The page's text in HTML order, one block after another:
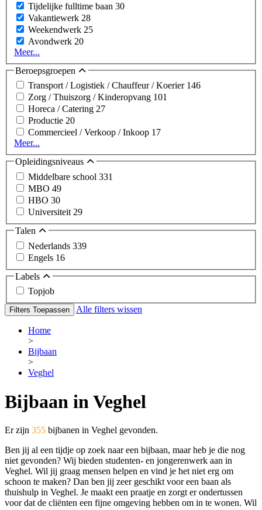
Tijdelijke fulltime baan 30
Vakantiewerk 28
Weekendwerk 25
Avondwerk 20
Meer...
Beroepsgroepen
Transport / Logistiek / Chauffeur / Koerier 146
Zorg / Thuiszorg / Kinderopvang 101
Horeca / Catering 27
Productie 20
Commercieel / Verkoop / Inkoop 17
Meer...
Opleidingsniveaus
Middelbare school 331
MBO 49
HBO 30
Universiteit 29
Talen
Nederlands 339
Engels 16
Labels
Topjob
Filters Toepassen Alle filters wissen
Home
>
Bijbaan
>
Veghel
Bijbaan in Veghel
Er zijn 355 bijbanen in Veghel gevonden.
Ben jij al een tijdje op zoek naar een bijbaan, maar heb je die nog
niet gevonden? Wij bieden studenten- en jongerenwerk aan in
Veghel. Wil jij graag mensen helpen en vind je het niet erg om
schoon te maken? Dan ben jij zeer geschikt voor een baan als
thuishulp in Veghel. Je maakt een praatje en zorgt er ondertussen
voor dat de cliënten een fijne omgeving hebben om in te wonen. Wil